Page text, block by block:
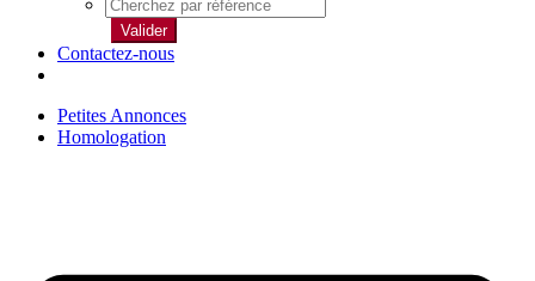
Valider
Contactez-nous
Petites Annonces
Homologation